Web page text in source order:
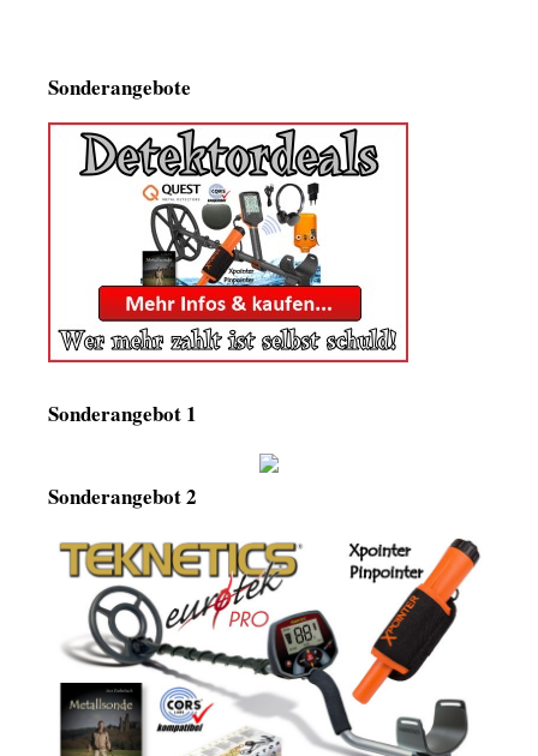
Sonderangebote
Sonderangebot 1
Sonderangebot 2